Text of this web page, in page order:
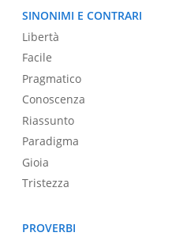
SINONIMI E CONTRARI
Libertà
Facile
Pragmatico
Conoscenza
Riassunto
Paradigma
Gioia
Tristezza
PROVERBI